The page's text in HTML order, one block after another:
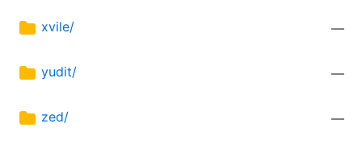
xvile/ —
yudit/ —
zed/ —